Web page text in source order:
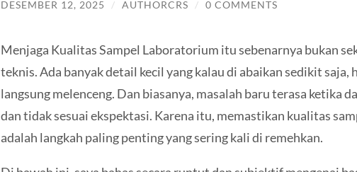
DESEMBER 12, 2025 / AUTHORCRS / 0 COMMENTS
Menjaga Kualitas Sampel Laboratorium itu sebenarnya bukan
teknis. Ada banyak detail kecil yang kalau di abaikan sedikit saja,
langsung melenceng. Dan biasanya, masalah baru terasa ketika
dan tidak sesuai ekspektasi. Karena itu, memastikan kualitas
adalah langkah paling penting yang sering kali di remehkan.